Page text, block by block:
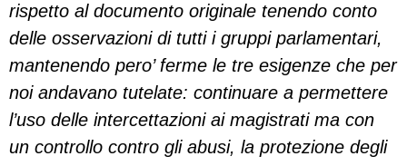
rispetto al documento originale tenendo conto
delle osservazioni di tutti i gruppi parlamentari,
mantenendo pero’ ferme le tre esigenze che per
noi andavano tutelate: continuare a permettere
l’uso delle intercettazioni ai magistrati ma con
un controllo contro gli abusi, la protezione degli